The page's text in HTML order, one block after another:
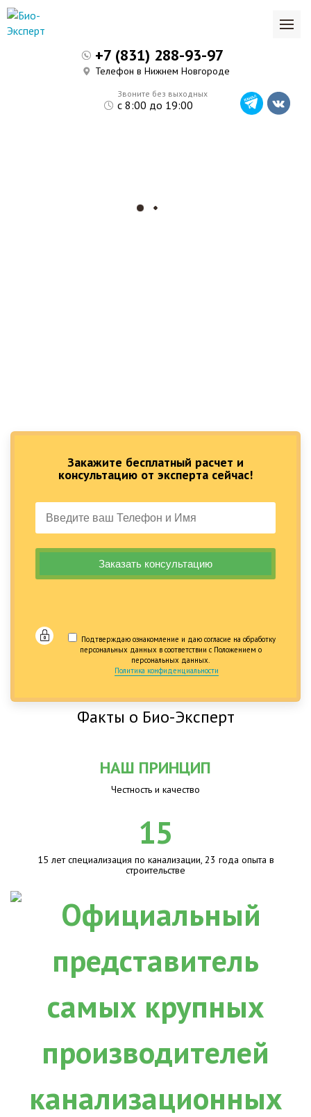
Закажите бесплатный расчет и
консультацию от эксперта сейчас!
Подтверждаю ознакомление и даю согласие на обработку
персональных данных в соответствии с Положением о
персональных данных.
Политика конфиденциальности
Звоните без выходных
с 8:00 до 19:00
+7 (831) 288-93-97
Телефон в Нижнем Новгороде
Факты о Био-Эксперт
НАШ ПРИНЦИП
Честность и качество
15
15 лет специализация по канализации, 23 года опыта в
строительстве